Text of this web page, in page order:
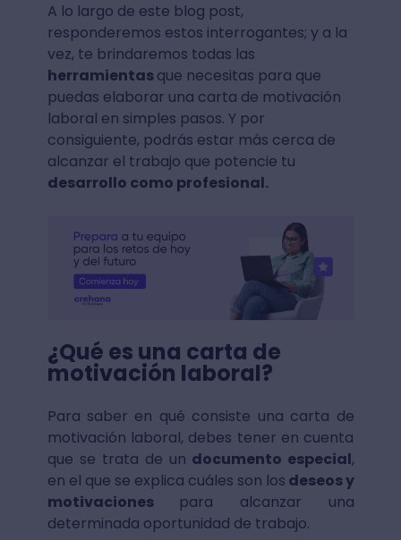
A lo largo de este blog post,
responderemos estos interrogantes; y a la
vez, te brindaremos todas las
herramientasque necesitas para que
puedas elaborar una carta de motivación
laboral en simples pasos. Y por
consiguiente, podrás estar más cerca de
alcanzar el trabajo que potencie tu
desarrollo como profesional.
¿Qué es una carta de
motivación laboral?
Para saber en qué consiste una carta de
motivación laboral, debes tener en cuenta
que se trata de un documento especial,
en el que se explica cuáles son los deseos y
motivaciones para alcanzar una
determinada oportunidad de trabajo.